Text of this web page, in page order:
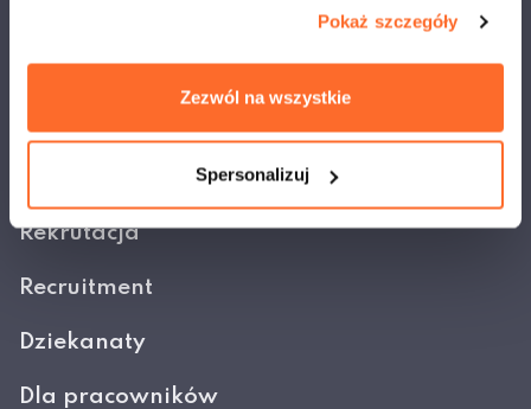
Pokaż szczegóły
Zezwól na wszystkie
Spersonalizuj
Rekrutacja
Recruitment
Dziekanaty
Dla pracowników